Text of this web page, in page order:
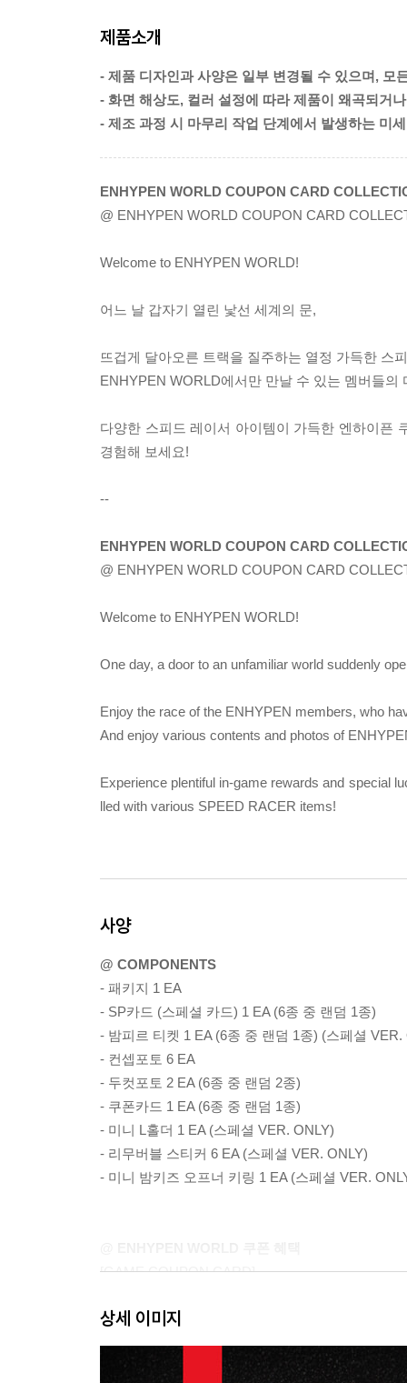
제품소개
- 제품 디자인과 사양은 일부 변경될 수 있으며, 모
- 화면 해상도, 컬러 설정에 따라 제품이 왜곡되거
- 제조 과정 시 마무리 작업 단계에서 발생하는 미
ENHYPEN WORLD COUPON CARD
@ ENHYPEN WORLD COUPON CARD
Welcome to ENHYPEN WORLD!
어느 날 갑자기 열린 낯선 세계의 문,
뜨겁게 달아오른 트랙을 질주하는 열정 가득한 스
ENHYPEN WORLD에서만 만날 수 있는 멤버들
다양한 스피드 레이서 아이템이 가득한 엔하이픈
경험해 보세요!
--
ENHYPEN WORLD COUPON CARD
@ ENHYPEN WORLD COUPON CARD
Welcome to ENHYPEN WORLD!
One day, a door to an unfamiliar world suddenly
Enjoy the race of the ENHYPEN members, who
And enjoy various contents and photos of
Experience plentiful in-game rewards and special
lled with various SPEED RACER items!
사양
@ COMPONENTS
- 패키지 1 EA
- SP카드 (스페셜 카드) 1 EA (6종 중 랜덤 1종)
- 밤피르 티켓 1 EA (6종 중 랜덤 1종) (스페셜 VER.
- 컨셉포토 6 EA
- 두컷포토 2 EA (6종 중 랜덤 2종)
- 쿠폰카드 1 EA (6종 중 랜덤 1종)
- 미니 L홀더 1 EA (스페셜 VER. ONLY)
- 리무버블 스티커 6 EA (스페셜 VER. ONLY)
- 미니 밤키즈 오프너 키링 1 EA (스페셜 VER.
[GAME COUPON CARD]
[엔하이픈 월드] 다운받고 커넥터가 되어 엔하이픈
상세 이미지